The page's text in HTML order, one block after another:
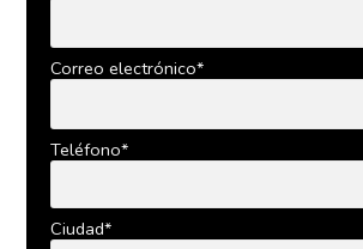
Correo electrónico*
Teléfono*
Ciudad*